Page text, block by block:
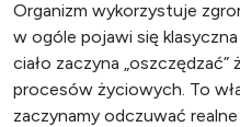
Organizm wykorzystuje
w ogóle pojawi się
ciało zaczyna
procesów życiowych. To
zaczynamy odczuwać